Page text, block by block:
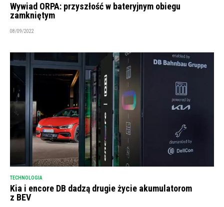
Wywiad ORPA: przyszłość w bateryjnym obiegu
zamkniętym
08/09/2022
TECHNOLOGIA
Kia i encore DB dadzą drugie życie akumulatorom
z BEV